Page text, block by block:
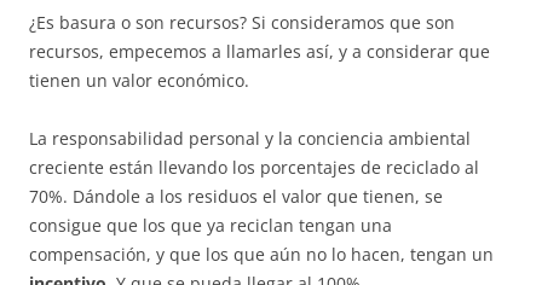
¿Es basura o son recursos? Si consideramos que son
recursos, empecemos a llamarles así, y a considerar que
tienen un valor económico.
La responsabilidad personal y la conciencia ambiental
creciente están llevando los porcentajes de reciclado al
70%. Dándole a los residuos el valor que tienen, se
consigue que los que ya reciclan tengan una
compensación, y que los que aún no lo hacen, tengan un